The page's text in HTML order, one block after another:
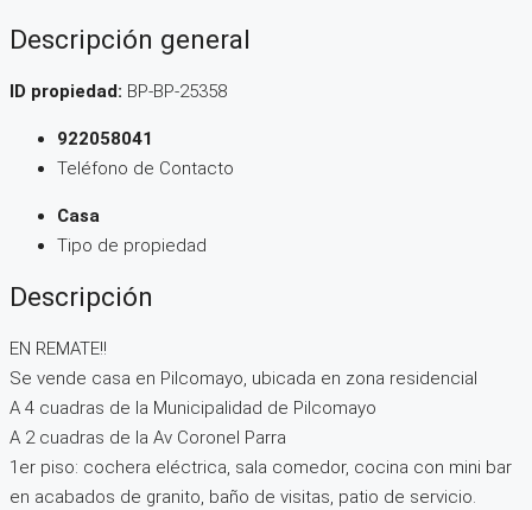
Descripción general
ID propiedad: BP-BP-25358
922058041
Teléfono de Contacto
Casa
Tipo de propiedad
Descripción
EN REMATE!!
Se vende casa en Pilcomayo, ubicada en zona residencial
A 4 cuadras de la Municipalidad de Pilcomayo
A 2 cuadras de la Av Coronel Parra
1er piso: cochera eléctrica, sala comedor, cocina con mini bar
en acabados de granito, baño de visitas, patio de servicio.